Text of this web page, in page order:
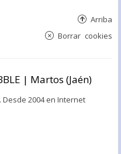
Arriba
Borrar cookies
| Martos (Jaén)
2004 en Internet